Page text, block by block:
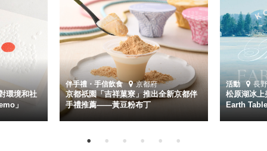
環境和社
」
伴手禮・手信飲食 京都府
京都祇園「吉祥菓寮」推出全新京都伴
手禮推薦——黃豆粉布丁
活動 長
松原湖冰
Earth